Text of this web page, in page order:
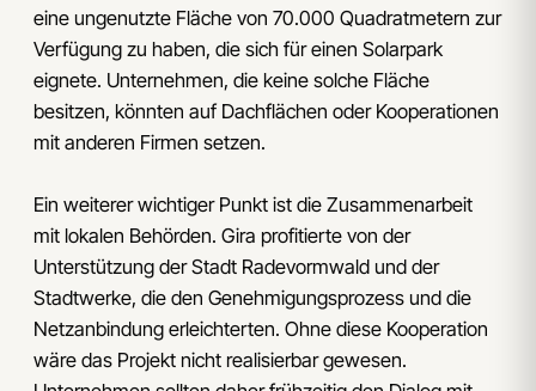
eine ungenutzte Fläche von 70.000 Quadratmetern zur
Verfügung zu haben, die sich für einen Solarpark
eignete. Unternehmen, die keine solche Fläche
besitzen, könnten auf Dachflächen oder Kooperationen
mit anderen Firmen setzen.
Ein weiterer wichtiger Punkt ist die Zusammenarbeit
mit lokalen Behörden. Gira profitierte von der
Unterstützung der Stadt Radevormwald und der
Stadtwerke, die den Genehmigungsprozess und die
Netzanbindung erleichterten. Ohne diese Kooperation
wäre das Projekt nicht realisierbar gewesen.